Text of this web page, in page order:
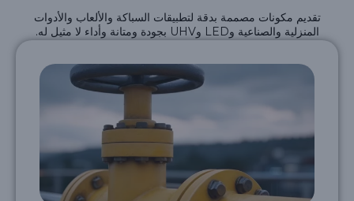
تقديم مكونات مصممة بدقة لتطبيقات السباكة والألعاب والأدوات
المنزلية والصناعية وLED وUHV بجودة ومتانة وأداء لا مثيل له.